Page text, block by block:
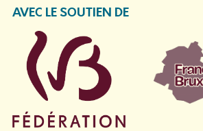
AVEC LE SOUTIEN DE